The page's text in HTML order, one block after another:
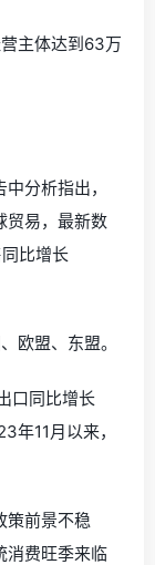
主体达到63万
分析指出，
贸易，最新数
比增长
欧盟、东盟。
口同比增长
年11月以来，
策前景不稳
消费旺季来临